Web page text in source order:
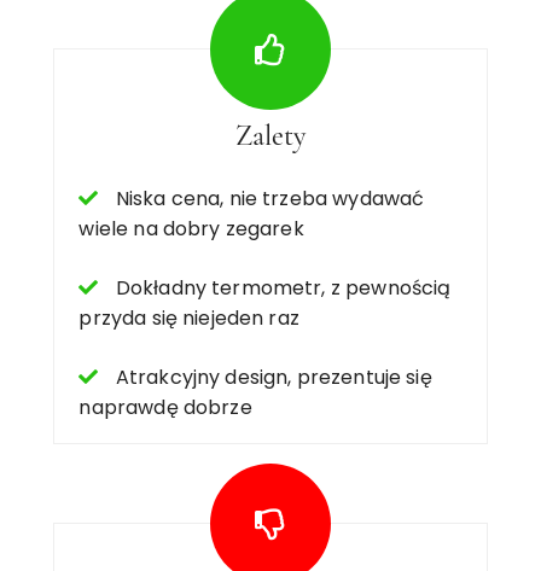
Zalety
Niska cena, nie trzeba wydawać
wiele na dobry zegarek
Dokładny termometr, z pewnością
przyda się niejeden raz
Atrakcyjny design, prezentuje się
naprawdę dobrze